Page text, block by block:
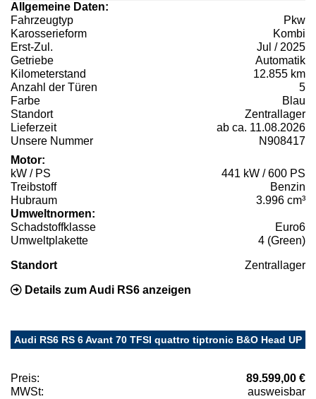
Allgemeine Daten:
Fahrzeugtyp
Pkw
Karosserieform
Kombi
Erst-Zul.
Jul / 2025
Getriebe
Automatik
Kilometerstand
12.855 km
Anzahl der Türen
5
Farbe
Blau
Standort
Zentrallager
Lieferzeit
ab ca. 11.08.2026
Unsere Nummer
N908417
Motor:
kW / PS
441 kW / 600 PS
Treibstoff
Benzin
Hubraum
3.996 cm³
Umweltnormen:
Schadstoffklasse
Euro6
Umweltplakette
4 (Green)
Standort Zentrallager
Details zum Audi RS6 anzeigen
Audi RS6 RS 6 Avant 70 TFSI quattro tiptronic B&O Head UP
Preis:
89.599,00 €
MWSt:
ausweisbar